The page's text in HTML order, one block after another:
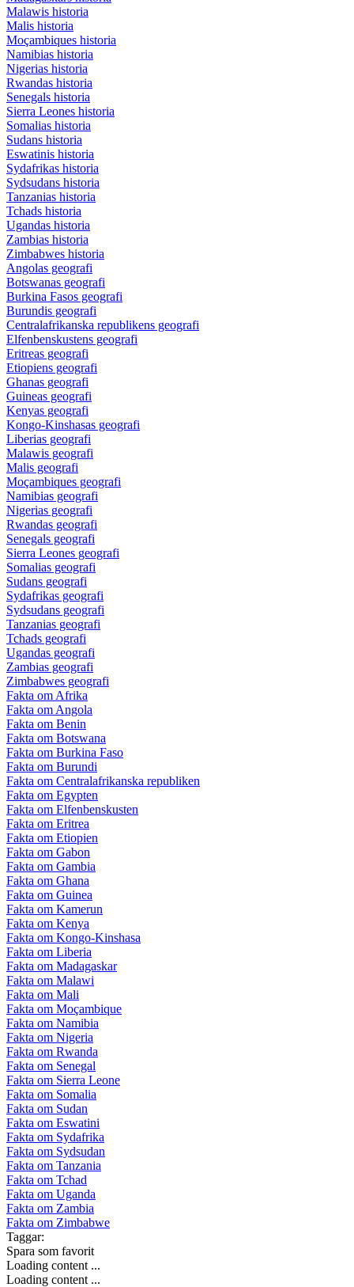
Malawis historia
Malis historia
Moçambiques historia
Namibias historia
Nigerias historia
Rwandas historia
Senegals historia
Sierra Leones historia
Somalias historia
Sudans historia
Eswatinis historia
Sydafrikas historia
Sydsudans historia
Tanzanias historia
Tchads historia
Ugandas historia
Zambias historia
Zimbabwes historia
Angolas geografi
Botswanas geografi
Burkina Fasos geografi
Burundis geografi
Centralafrikanska republikens geografi
Elfenbenskustens geografi
Eritreas geografi
Etiopiens geografi
Ghanas geografi
Guineas geografi
Kenyas geografi
Kongo-Kinshasas geografi
Liberias geografi
Malawis geografi
Malis geografi
Moçambiques geografi
Namibias geografi
Nigerias geografi
Rwandas geografi
Senegals geografi
Sierra Leones geografi
Somalias geografi
Sudans geografi
Sydafrikas geografi
Sydsudans geografi
Tanzanias geografi
Tchads geografi
Ugandas geografi
Zambias geografi
Zimbabwes geografi
Fakta om Afrika
Fakta om Angola
Fakta om Benin
Fakta om Botswana
Fakta om Burkina Faso
Fakta om Burundi
Fakta om Centralafrikanska republiken
Fakta om Egypten
Fakta om Elfenbenskusten
Fakta om Eritrea
Fakta om Etiopien
Fakta om Gabon
Fakta om Gambia
Fakta om Ghana
Fakta om Guinea
Fakta om Kamerun
Fakta om Kenya
Fakta om Kongo-Kinshasa
Fakta om Liberia
Fakta om Madagaskar
Fakta om Malawi
Fakta om Mali
Fakta om Moçambique
Fakta om Namibia
Fakta om Nigeria
Fakta om Rwanda
Fakta om Senegal
Fakta om Sierra Leone
Fakta om Somalia
Fakta om Sudan
Fakta om Eswatini
Fakta om Sydafrika
Fakta om Sydsudan
Fakta om Tanzania
Fakta om Tchad
Fakta om Uganda
Fakta om Zambia
Fakta om Zimbabwe
Taggar:
Spara som favorit
Loading content ...
Loading content ...